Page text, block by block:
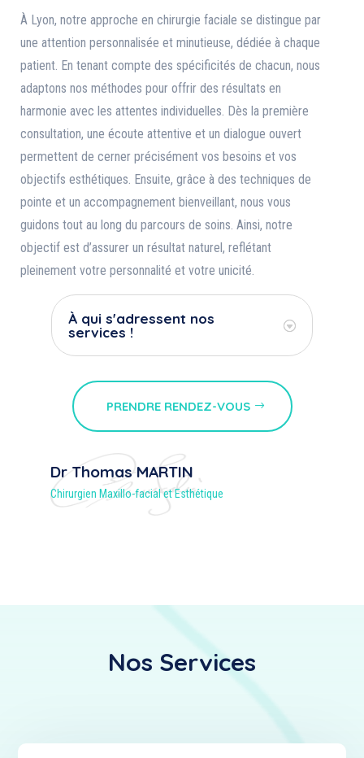
À Lyon, notre approche en chirurgie faciale se distingue par
une attention personnalisée et minutieuse, dédiée à chaque
patient. En tenant compte des spécificités de chacun, nous
adaptons nos méthodes pour offrir des résultats en
harmonie avec les attentes individuelles. Dès la première
consultation, une écoute attentive et un dialogue ouvert
permettent de cerner précisément vos besoins et vos
objectifs esthétiques. Ensuite, grâce à des techniques de
pointe et un accompagnement bienveillant, nous vous
guidons tout au long du parcours de soins. Ainsi, notre
objectif est d’assurer un résultat naturel, reflétant
pleinement votre personnalité et votre unicité.
À qui s'adressent nos
services !
PRENDRE RENDEZ-VOUS
Dr Thomas MARTIN
Chirurgien Maxillo-facial et Esthétique
Nos Services